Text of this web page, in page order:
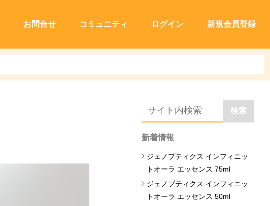
お問合せ コミュニティ ログイン 新規会員登録
検索
新着情報
ジェノプティクス インフィニッ
トオーラ エッセンス 75ml
ジェノプティクス インフィニッ
トオーラ エッセンス 50ml